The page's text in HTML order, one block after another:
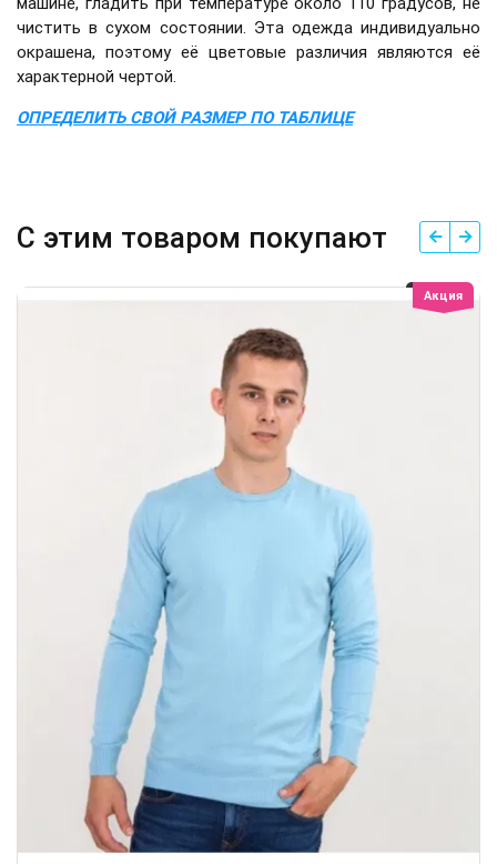
чистить в сухом состоянии. Эта одежда индивидуально
окрашена, поэтому её цветовые различия являются её
характерной чертой.
ОПРЕДЕЛИТЬ СВОЙ РАЗМЕР ПО ТАБЛИЦЕ
С этим товаром покупают
Акция